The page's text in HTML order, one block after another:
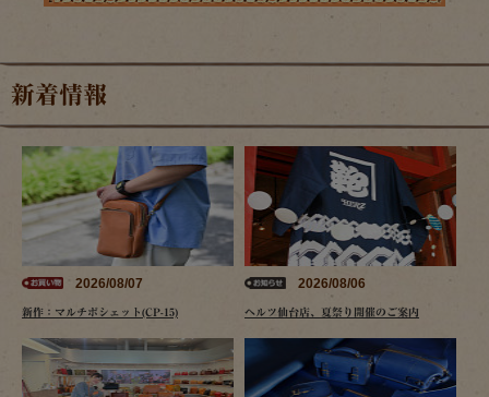
新着情報
2026/08/07
新作：マルチポシェット(CP-15)
2026/08/06
ヘルツ仙台店、夏祭り開催のご案内